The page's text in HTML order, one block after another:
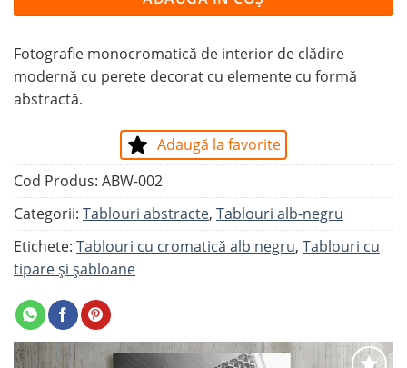
Fotografie monocromatică de interior de clădire
modernă cu perete decorat cu elemente cu formă
abstractă.
Adaugă la favorite
Cod Produs: ABW-002
Categorii: Tablouri abstracte, Tablouri alb-negru
Etichete: Tablouri cu cromatică alb negru, Tablouri cu
tipare și șabloane